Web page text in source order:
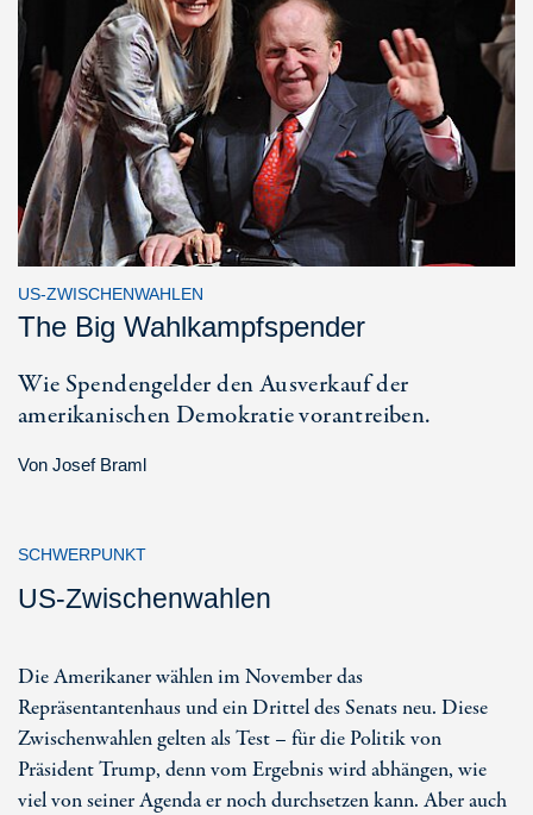
US-ZWISCHENWAHLEN
The Big Wahlkampfspender
Wie Spendengelder den Ausverkauf der
amerikanischen Demokratie vorantreiben.
Von Josef Braml
SCHWERPUNKT
US-Zwischenwahlen
Die Amerikaner wählen im November das
Repräsentantenhaus und ein Drittel des Senats neu. Diese
Zwischenwahlen gelten als Test – für die Politik von
Präsident Trump, denn vom Ergebnis wird abhängen, wie
viel von seiner Agenda er noch durchsetzen kann. Aber auch